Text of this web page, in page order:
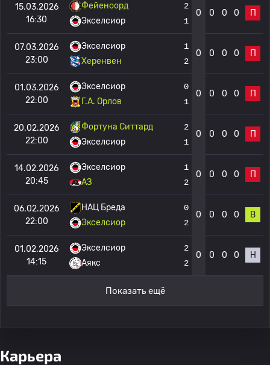
15.03.2026
16:30
Фейеноорд
Экселсиор
2
1
0 0 0 0 П
07.03.2026
23:00
Экселсиор
Херенвен
1
2
0 0 0 0 П
01.03.2026
22:00
Экселсиор
Г.А. Орлов
0
1
0 0 0 0 П
20.02.2026
22:00
Фортуна Ситтард
Экселсиор
2
1
0 0 0 0 П
14.02.2026
20:45
Экселсиор
АЗ
1
2
0 0 0 0 П
06.02.2026
22:00
НАЦ Бреда
Экселсиор
0
2
0 0 0 0 В
01.02.2026
14:15
Экселсиор
Аякс
2
2
0 0 0 0 Н
Показать ещё
Карьера